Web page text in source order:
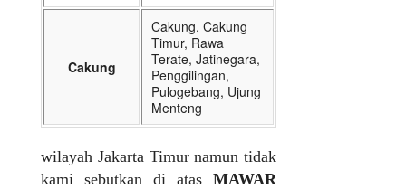
Cakung
Cakung, Cakung
Timur, Rawa
Terate, Jatinegara,
Penggilingan,
Pulogebang, Ujung
Menteng
wilayah Jakarta Timur namun tidak
kami sebutkan di atas MAWAR